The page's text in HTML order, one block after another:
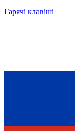
Гарячі клавіші